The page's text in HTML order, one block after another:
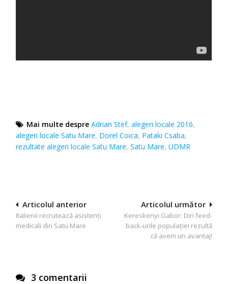
Mai multe despre Adrian Stef,alegeri locale 2016,
alegeri locale Satu Mare, Dorel Coica, Pataki Csaba,
rezultate alegeri locale Satu Mare,Satu Mare,UDMR
Navigare
în
Articolul următor
Kereskenyi Gabor: Din feed-
back-urile populaţiei rezultă
că avem un avantaj!
Articolul anterior
Italienii recrutează asistenți
medicali din Satu Mare
3 comentarii